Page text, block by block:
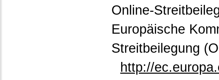
Online-
Europäische
Streitbeilegung
http://